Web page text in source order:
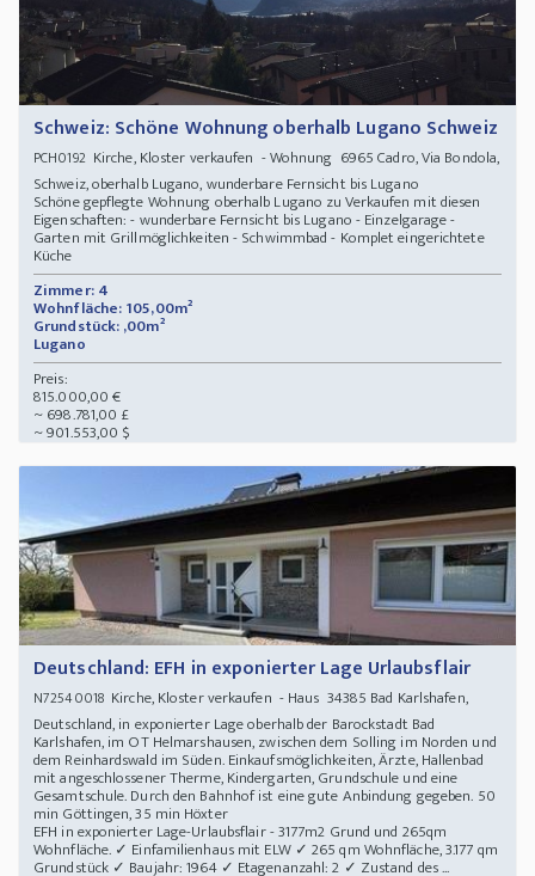
Schweiz: Schöne Wohnung oberhalb Lugano Schweiz
PCH0192Kirche, Kloster verkaufen - Wohnung 6965 Cadro, Via Bondola,
Schweiz, oberhalb Lugano, wunderbare Fernsicht bis Lugano
Schöne gepflegte Wohnung oberhalb Lugano zu Verkaufen mit diesen
Eigenschaften: - wunderbare Fernsicht bis Lugano - Einzelgarage -
Garten mit Grillmöglichkeiten - Schwimmbad - Komplet eingerichtete
Küche
Zimmer: 4
Wohnfläche: 105,00m²
Grundstück: ,00m²
Lugano
Preis:
815.000,00 €
~ 698.781,00 £
~ 901.553,00 $
Deutschland: EFH in exponierter Lage Urlaubsflair
N72540018Kirche, Kloster verkaufen - Haus 34385 Bad Karlshafen,
Deutschland, in exponierter Lage oberhalb der Barockstadt Bad
Karlshafen, im OT Helmarshausen, zwischen dem Solling im Norden und
dem Reinhardswald im Süden. Einkaufsmöglichkeiten, Ärzte, Hallenbad
mit angeschlossener Therme, Kindergarten, Grundschule und eine
Gesamtschule. Durch den Bahnhof ist eine gute Anbindung gegeben. 50
min Göttingen, 35 min Höxter
EFH in exponierter Lage-Urlaubsflair - 3177m2 Grund und 265qm
Wohnfläche. ✓ Einfamilienhaus mit ELW ✓ 265 qm Wohnfläche, 3.177 qm
Grundstück ✓ Baujahr: 1964 ✓ Etagenanzahl: 2 ✓ Zustand des ...